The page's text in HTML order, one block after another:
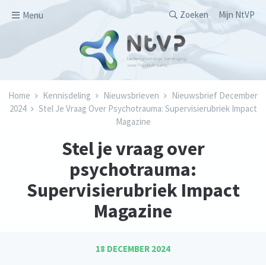
Menu
Secondary
Zoeken Mijn NtVP
Kruimelpad
Home Kennisdeling Nieuwsbrieven
Nieuwsbrief December
2024
Stel Je Vraag Over Psychotrauma: Supervisierubriek Impact
Magazine
Stel je vraag over
psychotrauma:
Supervisierubriek Impact
Magazine
18 DECEMBER 2024